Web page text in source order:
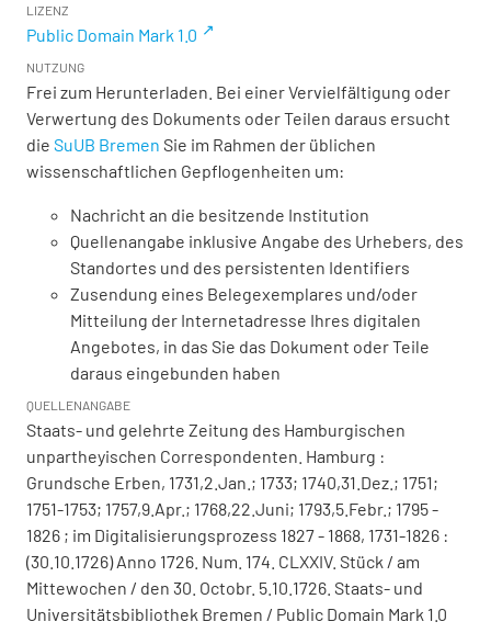
LIZENZ
Public Domain Mark 1.0
NUTZUNG
Frei zum Herunterladen. Bei einer Vervielfältigung oder
Verwertung des Dokuments oder Teilen daraus ersucht
die SuUB Bremen Sie im Rahmen der üblichen
wissenschaftlichen Gepflogenheiten um:
Nachricht an die besitzende Institution
Quellenangabe inklusive Angabe des Urhebers, des
Standortes und des persistenten Identifiers
Zusendung eines Belegexemplares und/oder
Mitteilung der Internetadresse Ihres digitalen
Angebotes, in das Sie das Dokument oder Teile
daraus eingebunden haben
QUELLENANGABE
Staats- und gelehrte Zeitung des Hamburgischen
unpartheyischen Correspondenten. Hamburg :
Grundsche Erben, 1731,2.Jan.; 1733; 1740,31.Dez.; 1751;
1751-1753; 1757,9.Apr.; 1768,22.Juni; 1793,5.Febr.; 1795 -
1826 ; im Digitalisierungsprozess 1827 - 1868, 1731-1826 :
(30.10.1726) Anno 1726. Num. 174. CLXXIV. Stück / am
Mittewochen / den 30. Octobr. 5.10.1726. Staats- und
Universitätsbibliothek Bremen / Public Domain Mark 1.0